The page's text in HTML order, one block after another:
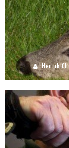
Henrik